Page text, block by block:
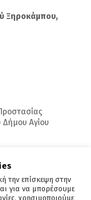
Ξηροκάμπου,
Αγίου
την επίσκεψη στην
για να μπορέσουμε
χρησιμοποιούμε